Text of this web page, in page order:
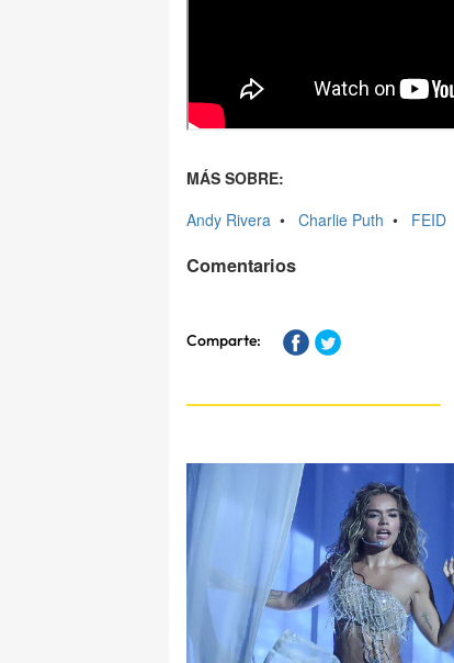
MÁS SOBRE:
Andy Rivera • Charlie Puth • FEID
Comentarios
Comparte: